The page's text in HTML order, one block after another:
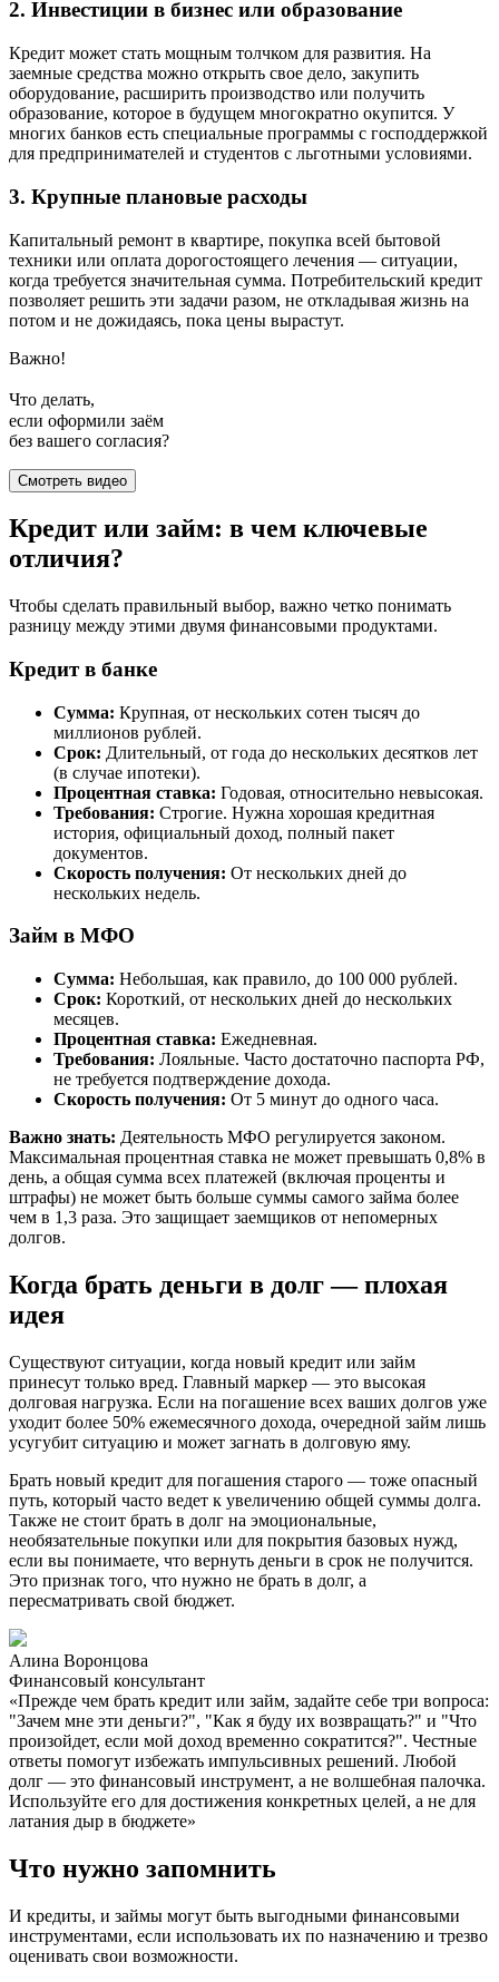
2. Инвестиции в бизнес или образование
Кредит может стать мощным толчком для развития. На
заемные средства можно открыть свое дело, закупить
оборудование, расширить производство или получить
образование, которое в будущем многократно окупится. У
многих банков есть специальные программы с господдержкой
для предпринимателей и студентов с льготными условиями.
3. Крупные плановые расходы
Капитальный ремонт в квартире, покупка всей бытовой
техники или оплата дорогостоящего лечения — ситуации,
когда требуется значительная сумма. Потребительский кредит
позволяет решить эти задачи разом, не откладывая жизнь на
потом и не дожидаясь, пока цены вырастут.
Важно!
Что делать,
если оформили заём
без вашего согласия?
Смотреть видео
Кредит или займ: в чем ключевые
отличия?
Чтобы сделать правильный выбор, важно четко понимать
разницу между этими двумя финансовыми продуктами.
Кредит в банке
Сумма: Крупная, от нескольких сотен тысяч до
миллионов рублей.
Срок: Длительный, от года до нескольких десятков лет
(в случае ипотеки).
Процентная ставка: Годовая, относительно невысокая.
Требования: Строгие. Нужна хорошая кредитная
история, официальный доход, полный пакет
документов.
Скорость получения: От нескольких дней до
нескольких недель.
Займ в МФО
Сумма: Небольшая, как правило, до 100 000 рублей.
Срок: Короткий, от нескольких дней до нескольких
месяцев.
Процентная ставка: Ежедневная.
Требования: Лояльные. Часто достаточно паспорта РФ,
не требуется подтверждение дохода.
Скорость получения: От 5 минут до одного часа.
Важно знать: Деятельность МФО регулируется законом.
Максимальная процентная ставка не может превышать 0,8% в
день, а общая сумма всех платежей (включая проценты и
штрафы) не может быть больше суммы самого займа более
чем в 1,3 раза. Это защищает заемщиков от непомерных
долгов.
Когда брать деньги в долг — плохая
идея
Существуют ситуации, когда новый кредит или займ
принесут только вред. Главный маркер — это высокая
долговая нагрузка. Если на погашение всех ваших долгов уже
уходит более 50% ежемесячного дохода, очередной займ лишь
усугубит ситуацию и может загнать в долговую яму.
Брать новый кредит для погашения старого — тоже опасный
путь, который часто ведет к увеличению общей суммы долга.
Также не стоит брать в долг на эмоциональные,
необязательные покупки или для покрытия базовых нужд,
если вы понимаете, что вернуть деньги в срок не получится.
Это признак того, что нужно не брать в долг, а
пересматривать свой бюджет.
Алина Воронцова
Финансовый консультант
«Прежде чем брать кредит или займ, задайте себе три вопроса:
"Зачем мне эти деньги?", "Как я буду их возвращать?" и "Что
произойдет, если мой доход временно сократится?". Честные
ответы помогут избежать импульсивных решений. Любой
долг — это финансовый инструмент, а не волшебная палочка.
Используйте его для достижения конкретных целей, а не для
латания дыр в бюджете»
Что нужно запомнить
И кредиты, и займы могут быть выгодными финансовыми
инструментами, если использовать их по назначению и трезво
оценивать свои возможности.